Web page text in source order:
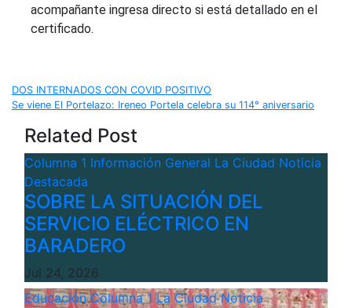
acompañante ingresa directo si está detallado en el
certificado.
Navegación
de
entradas
DOS INTERNADOS CON COVID POSITIVO
Se viene El Portelazo: Ireneo Portela celebra su 114° aniversario
Related Post
Columna 1 Información General La Ciudad Noticia
Destacada
SOBRE LA SITUACIÓN DEL
SERVICIO ELÉCTRICO EN
BARADERO
Jul 24, 2026
EducaciónColumna 1 La CiudadNoticia